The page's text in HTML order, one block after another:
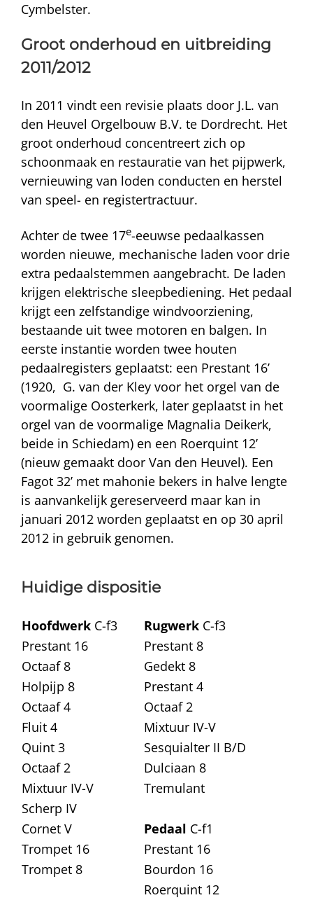
Cymbelster.
Groot onderhoud en uitbreiding
2011/2012
In 2011 vindt een revisie plaats door J.L. van
den Heuvel Orgelbouw B.V. te Dordrecht. Het
groot onderhoud concentreert zich op
schoonmaak en restauratie van het pijpwerk,
vernieuwing van loden conducten en herstel
van speel- en registertractuur.
Achter de twee 17e-eeuwse pedaalkassen
worden nieuwe, mechanische laden voor drie
extra pedaalstemmen aangebracht. De laden
krijgen elektrische sleepbediening. Het pedaal
krijgt een zelfstandige windvoorziening,
bestaande uit twee motoren en balgen. In
eerste instantie worden twee houten
pedaalregisters geplaatst: een Prestant 16’
(1920, G. van der Kley voor het orgel van de
voormalige Oosterkerk, later geplaatst in het
orgel van de voormalige Magnalia Deikerk,
beide in Schiedam) en een Roerquint 12’
(nieuw gemaakt door Van den Heuvel). Een
Fagot 32’ met mahonie bekers in halve lengte
is aanvankelijk gereserveerd maar kan in
januari 2012 worden geplaatst en op 30 april
2012 in gebruik genomen.
Huidige dispositie
Hoofdwerk C-f3 Rugwerk C-f3
Prestant 16
Prestant 8
Octaaf 8
Gedekt 8
Holpijp 8
Prestant 4
Octaaf 4
Octaaf 2
Fluit 4
Mixtuur IV-V
Quint 3
Sesquialter II B/D
Octaaf 2
Dulciaan 8
Mixtuur IV-V
Tremulant
Scherp IV
Cornet V
Pedaal C-f1
Trompet 16
Prestant 16
Trompet 8
Bourdon 16
Roerquint 12